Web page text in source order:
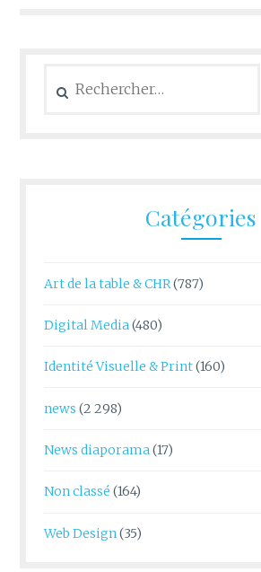
Catégories
Art de la table & CHR (787)
Digital Media(480)
Identité Visuelle & Print(160)
news (2 298)
News diaporama(17)
Non classé (164)
Web Design(35)